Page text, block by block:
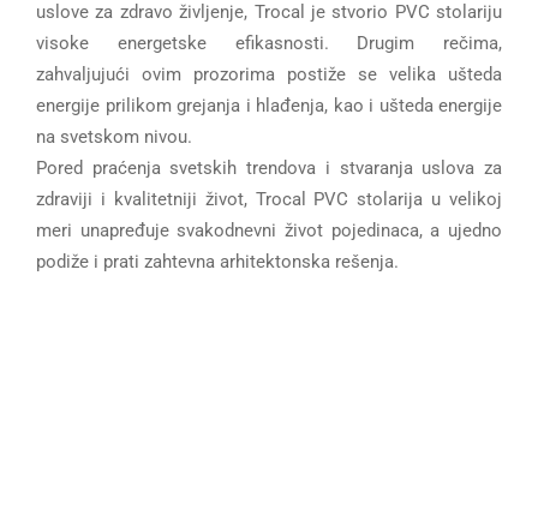
uslove za zdravo življenje, Trocal je stvorio PVC stolariju
visoke energetske efikasnosti. Drugim rečima,
zahvaljujući ovim prozorima postiže se velika ušteda
energije prilikom grejanja i hlađenja, kao i ušteda energije
na svetskom nivou.
Pored praćenja svetskih trendova i stvaranja uslova za
zdraviji i kvalitetniji život, Trocal PVC stolarija u velikoj
meri unapređuje svakodnevni život pojedinaca, a ujedno
podiže i prati zahtevna arhitektonska rešenja.